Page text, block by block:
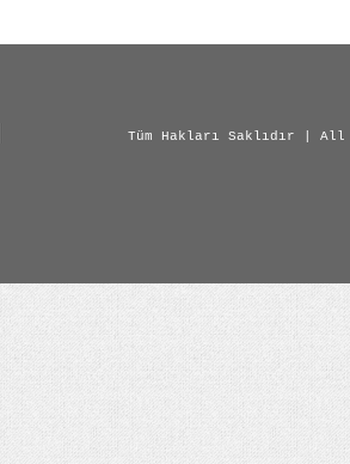
Tüm Hakları Saklıdır |